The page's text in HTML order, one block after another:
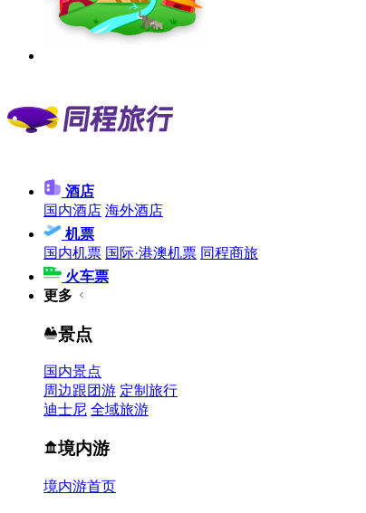
酒店
国内酒店 海外酒店
机票
国内机票 国际·港澳机票 同程商旅
火车票
更多
景点
国内景点
周边跟团游 定制旅行
迪士尼 全域旅游
境内游
境内游首页